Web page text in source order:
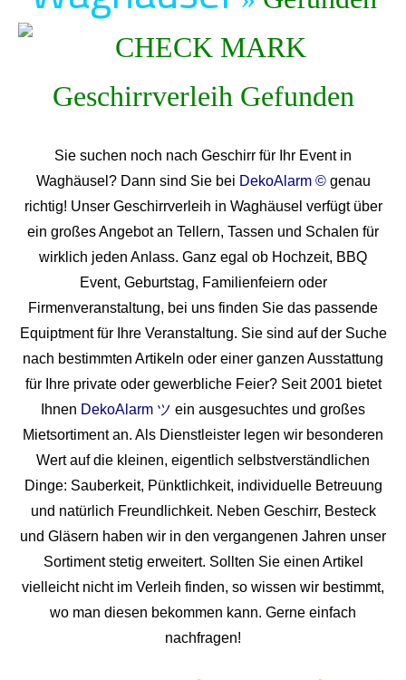
Sie suchen noch nach Geschirr für Ihr Event in
Waghäusel? Dann sind Sie bei DekoAlarm ©genau
richtig! Unser Geschirrverleih in Waghäusel verfügt über
ein großes Angebot an Tellern, Tassen und Schalen für
wirklich jeden Anlass. Ganz egal ob Hochzeit, BBQ
Event, Geburtstag, Familienfeiern oder
Firmenveranstaltung, bei uns finden Sie das passende
Equiptment für Ihre Veranstaltung. Sie sind auf der Suche
nach bestimmten Artikeln oder einer ganzen Ausstattung
für Ihre private oder gewerbliche Feier? Seit 2001 bietet
Ihnen DekoAlarm ツ ein ausgesuchtes und großes
Mietsortiment an. Als Dienstleister legen wir besonderen
Wert auf die kleinen, eigentlich selbstverständlichen
Dinge: Sauberkeit, Pünktlichkeit, individuelle Betreuung
und natürlich Freundlichkeit. Neben Geschirr, Besteck
und Gläsern haben wir in den vergangenen Jahren unser
Sortiment stetig erweitert. Sollten Sie einen Artikel
vielleicht nicht im Verleih finden, so wissen wir bestimmt,
wo man diesen bekommen kann. Gerne einfach
nachfragen!